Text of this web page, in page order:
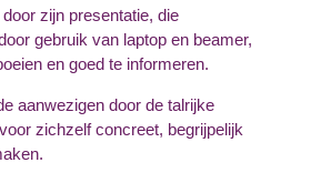
zijn presentatie, die
gebruik van laptop en beamer,
en goed te informeren.
aanwezigen door de talrijke
zichzelf concreet, begrijpelijk